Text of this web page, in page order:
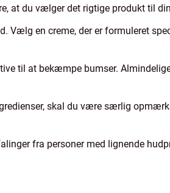
at du vælger det rigtige produkt til
Vælg en creme, der er formuleret
til at bekæmpe bumser.
skal du være særlig
fra personer med lignende